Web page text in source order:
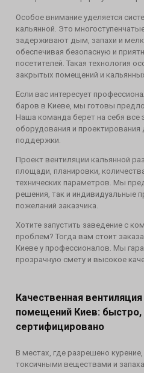
Особое внимание уделяется
кальянной. Это
задерживают дым, запахи и
обеспечивая безопасную и
посетителей. Такая технология
закрытых помещений и
Если вас интересует
баров в Киеве, мы готовы
Наша команда берет на себя все
оборудования и проектирования
поддержки.
Проект вентиляции кальянной
площади, планировки,
технических параметров. Мы
решения, так и индивидуальные
пожеланий заказчика.
Хотите запустить заведение с
проблем? Тогда вам стоит
Киеве у профессионалов. Мы
прозрачную смету и высокое
Качественная
помещений Киев:
сертифицировано
В местах, где разрешено
токсичными веществами и